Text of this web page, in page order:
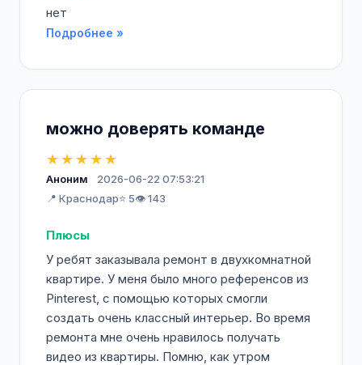
нет
Подробнее »
можно доверять команде
★★★★★
Аноним
2026-06-22 07:53:21
📍 Краснодар⭐ 5👁️ 143
Плюсы
У ребят заказывала ремонт в двухкомнатной
квартире. У меня было много референсов из
Pinterest, с помощью которых смогли
создать очень классный интерьер. Во время
ремонта мне очень нравилось получать
видео из квартиры. Помню, как утром